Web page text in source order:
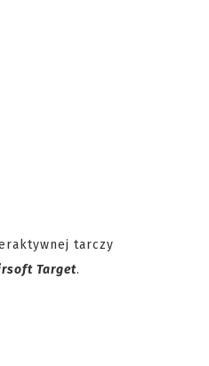
tarczy
Target.